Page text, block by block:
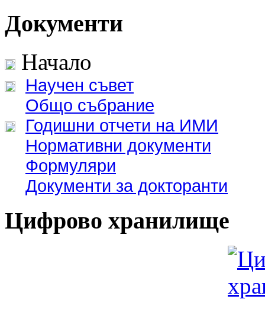
Документи
Начало
Научен съвет
Общо събрание
Годишни отчети на ИМИ
Нормативни документи
Формуляри
Документи за докторанти
Цифрово хранилище